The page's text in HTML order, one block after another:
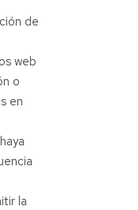
de
web
o
en
la